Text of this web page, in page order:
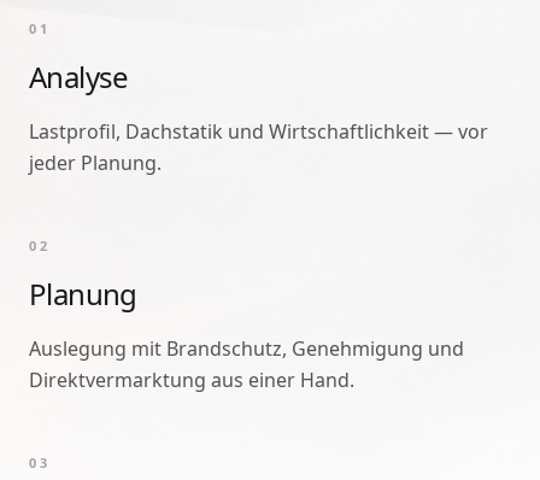
0 1
Analyse
Lastprofil, Dachstatik und Wirtschaftlichkeit — vor
jeder Planung.
0 2
Planung
Auslegung mit Brandschutz, Genehmigung und
Direktvermarktung aus einer Hand.
0 3